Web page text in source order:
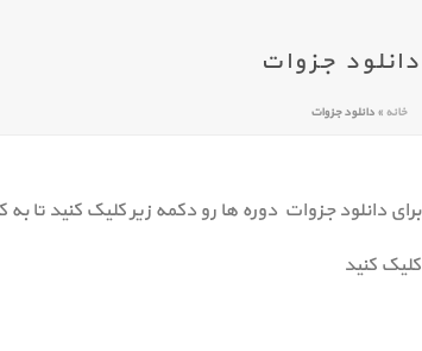
دانلود جزوات
خانه » دانلود جزوات
برای دانلود جزوات دوره ها رو دکمه زیر کلیک کنید تا
کلیک کنید